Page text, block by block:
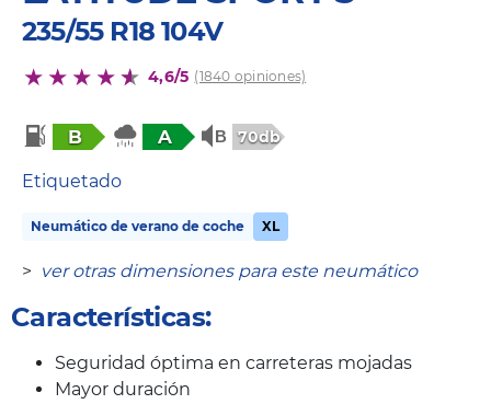
235/55 R18 104V
4,6/5 (1840 opiniones)
B A 70db
Etiquetado
Neumático de verano de coche XL
> ver otras dimensiones para este neumático
Características:
Seguridad óptima en carreteras mojadas
Mayor duración